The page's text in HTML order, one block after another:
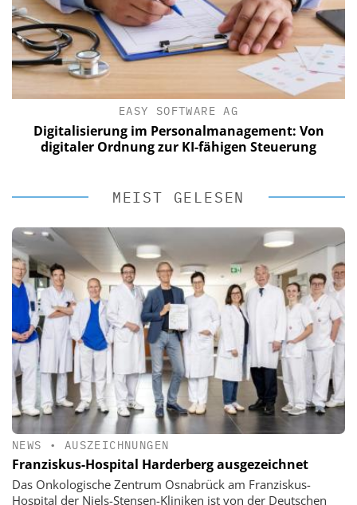
EASY SOFTWARE AG
Digitalisierung im Personalmanagement: Von
digitaler Ordnung zur KI-fähigen Steuerung
MEIST GELESEN
NEWS • AUSZEICHNUNGEN
Franziskus-Hospital Harderberg ausgezeichnet
Das Onkologische Zentrum Osnabrück am Franziskus-
Hospital der Niels-Stensen-Kliniken ist von der Deutschen